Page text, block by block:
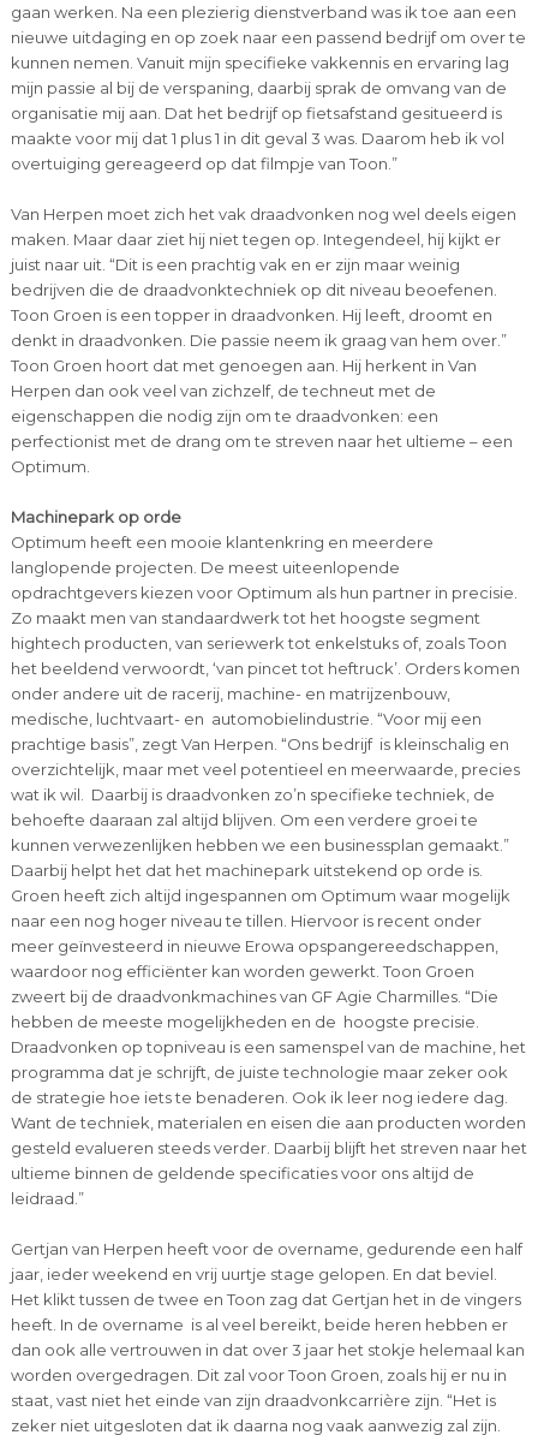
gaan werken. Na een plezierig dienstverband was ik toe aan een
nieuwe uitdaging en op zoek naar een passend bedrijf om over te
kunnen nemen. Vanuit mijn specifieke vakkennis en ervaring lag
mijn passie al bij de verspaning, daarbij sprak de omvang van de
organisatie mij aan. Dat het bedrijf op fietsafstand gesitueerd is
maakte voor mij dat 1 plus 1 in dit geval 3 was. Daarom heb ik vol
overtuiging gereageerd op dat filmpje van Toon.”
Van Herpen moet zich het vak draadvonken nog wel deels eigen
maken. Maar daar ziet hij niet tegen op. Integendeel, hij kijkt er
juist naar uit. “Dit is een prachtig vak en er zijn maar weinig
bedrijven die de draadvonktechniek op dit niveau beoefenen.
Toon Groen is een topper in draadvonken. Hij leeft, droomt en
denkt in draadvonken. Die passie neem ik graag van hem over.”
Toon Groen hoort dat met genoegen aan. Hij herkent in Van
Herpen dan ook veel van zichzelf, de techneut met de
eigenschappen die nodig zijn om te draadvonken: een
perfectionist met de drang om te streven naar het ultieme – een
Optimum.
Machinepark op orde
Optimum heeft een mooie klantenkring en meerdere
langlopende projecten. De meest uiteenlopende
opdrachtgevers kiezen voor Optimum als hun partner in precisie.
Zo maakt men van standaardwerk tot het hoogste segment
hightech producten, van seriewerk tot enkelstuks of, zoals Toon
het beeldend verwoordt, ‘van pincet tot heftruck’. Orders komen
onder andere uit de racerij, machine- en matrijzenbouw,
medische, luchtvaart- en automobielindustrie. “Voor mij een
prachtige basis”, zegt Van Herpen. “Ons bedrijf is kleinschalig en
overzichtelijk, maar met veel potentieel en meerwaarde, precies
wat ik wil. Daarbij is draadvonken zo’n specifieke techniek, de
behoefte daaraan zal altijd blijven. Om een verdere groei te
kunnen verwezenlijken hebben we een businessplan gemaakt.”
Daarbij helpt het dat het machinepark uitstekend op orde is.
Groen heeft zich altijd ingespannen om Optimum waar mogelijk
naar een nog hoger niveau te tillen. Hiervoor is recent onder
meer geïnvesteerd in nieuwe Erowa opspangereedschappen,
waardoor nog efficiënter kan worden gewerkt. Toon Groen
zweert bij de draadvonkmachines van GF Agie Charmilles. “Die
hebben de meeste mogelijkheden en de hoogste precisie.
Draadvonken op topniveau is een samenspel van de machine, het
programma dat je schrijft, de juiste technologie maar zeker ook
de strategie hoe iets te benaderen. Ook ik leer nog iedere dag.
Want de techniek, materialen en eisen die aan producten worden
gesteld evalueren steeds verder. Daarbij blijft het streven naar het
ultieme binnen de geldende specificaties voor ons altijd de
leidraad.”
Gertjan van Herpen heeft voor de overname, gedurende een half
jaar, ieder weekend en vrij uurtje stage gelopen. En dat beviel.
Het klikt tussen de twee en Toon zag dat Gertjan het in de vingers
heeft. In de overname is al veel bereikt, beide heren hebben er
dan ook alle vertrouwen in dat over 3 jaar het stokje helemaal kan
worden overgedragen. Dit zal voor Toon Groen, zoals hij er nu in
staat, vast niet het einde van zijn draadvonkcarrière zijn. “Het is
zeker niet uitgesloten dat ik daarna nog vaak aanwezig zal zijn.